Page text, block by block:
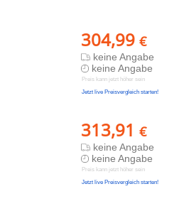
304,99 €
keine Angabe
keine Angabe
Preis kann jetzt höher sein
Jetzt live Preisvergleich starten!
313,91 €
keine Angabe
keine Angabe
Preis kann jetzt höher sein
Jetzt live Preisvergleich starten!